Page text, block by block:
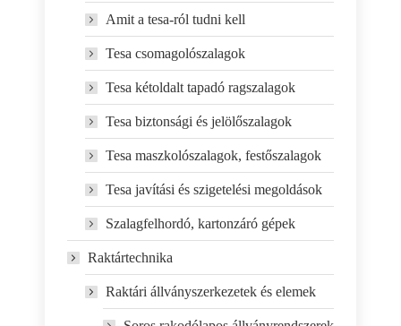
Amit a tesa-ról tudni kell
Tesa csomagolószalagok
Tesa kétoldalt tapadó ragszalagok
Tesa biztonsági és jelölőszalagok
Tesa maszkolószalagok, festőszalagok
Tesa javítási és szigetelési megoldások
Szalagfelhordó, kartonzáró gépek
Raktártechnika
Raktári állványszerkezetek és elemek